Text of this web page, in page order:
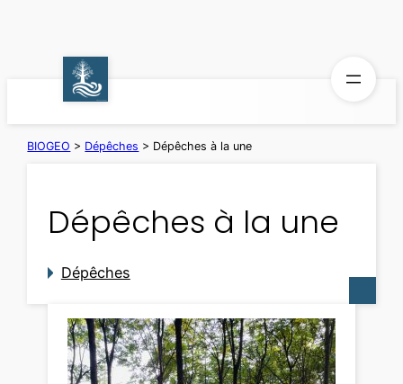
BIOGEO > Dépêches > Dépêches à la une
Dépêches à la une
Dépêches